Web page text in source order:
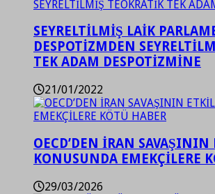
SEYRELTİLMİŞ LAİK
DESPOTİZMDEN
TEK ADAM DESPOTİZMİNE
21/01/2022
OECD’DEN İRAN SAVAŞININ
KONUSUNDA EMEKÇİLERE
29/03/2026